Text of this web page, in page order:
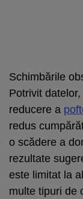
Schimbările
Potrivit
reducere a
redus
o scădere a
rezultate
este limitat la
multe tipuri de